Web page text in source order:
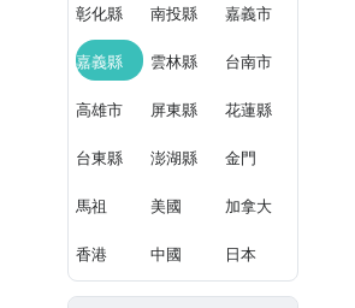
彰化縣 南投縣 嘉義市
嘉義縣 雲林縣 台南市
高雄市 屏東縣 花蓮縣
台東縣 澎湖縣 金門
馬祖 美國 加拿大
香港 中國 日本